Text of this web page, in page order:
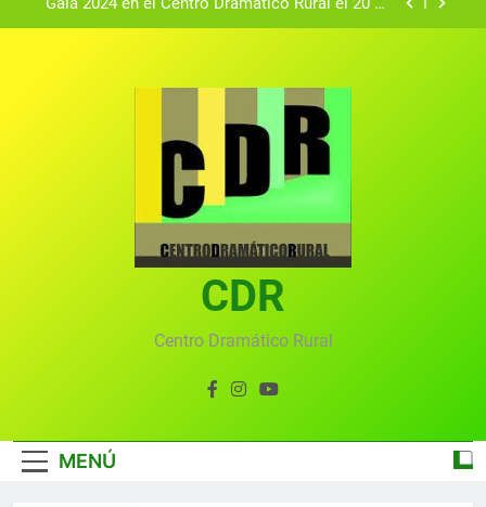
Gala 2024 en el Centro Dramático Rural el 20 de
convocado por el Centro Dramático Rural de Mira
(Cuenca)
Gala anual virtual del Centro Dramático Rural de
Gala del Centro Dramático Rural 2025
Gala 2024 en el Centro Dramático Rural el 20 de
Textos seleccionados en el VI Certamen
Francisco Nieva de piezas breves teatrales
convocado por el Centro Dramático Rural de Mira
Gala anual virtual del Centro Dramático Rural de
CDR
Centro Dramático Rural
MENÚ